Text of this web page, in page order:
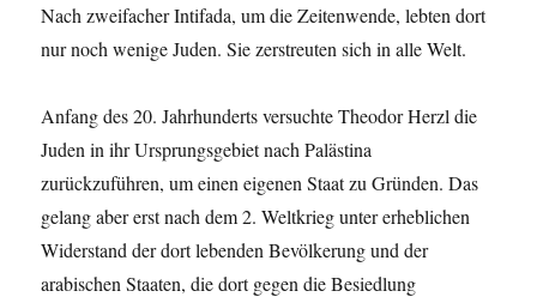
Nach zweifacher Intifada, um die Zeitenwende, lebten dort
nur noch wenige Juden. Sie zerstreuten sich in alle Welt.
Anfang des 20. Jahrhunderts versuchte Theodor Herzl die
Juden in ihr Ursprungsgebiet nach Palästina
zurückzuführen, um einen eigenen Staat zu Gründen. Das
gelang aber erst nach dem 2. Weltkrieg unter erheblichen
Widerstand der dort lebenden Bevölkerung und der
arabischen Staaten, die dort gegen die Besiedlung